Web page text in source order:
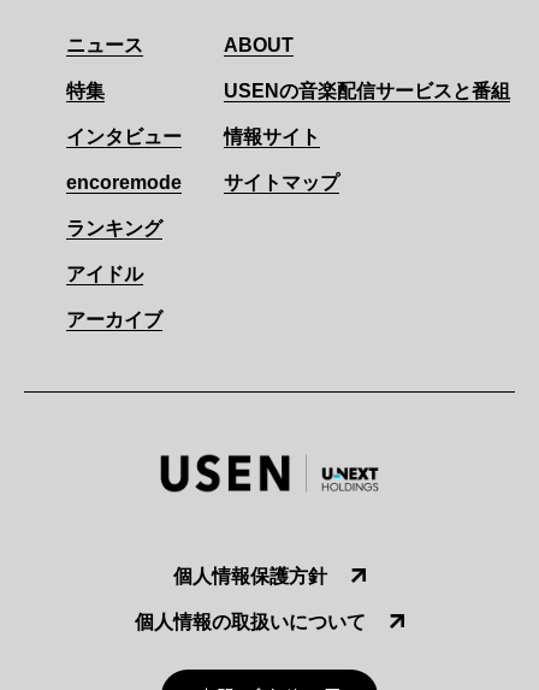
ニュース
特集
インタビュー
encoremode
ランキング
アイドル
アーカイブ
ABOUT
USENの音楽配信サービスと番組
情報サイト
サイトマップ
個人情報保護方針
個人情報の取扱いについて